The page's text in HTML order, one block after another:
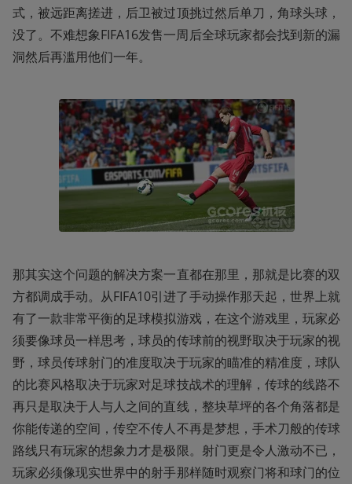
式，被远距离搓进，后卫被过顶挑过然后单刀，角球头球，
没了。不难想象FIFA16发售一周后全球玩家都会找到新的漏
洞然后再滥用他们一年。
那其实这个问题的解决方案一直都在那里，那就是比赛的双
方都调成手动。从FIFA10引进了手动操作那天起，世界上就
有了一款非常平衡的足球模拟游戏，在这个游戏里，玩家必
须要像球员一样思考，球员的传球前的视野取决于玩家的视
野，球员传球射门的准度取决于玩家的瞄准的精准度，球队
的比赛风格取决于玩家对足球技战术的理解，传球的线路不
再只是取决于人与人之间的直线，整块草坪的各个角落都是
你能传递的空间，传空不传人不再是梦想，手术刀般的传球
路线只有玩家的想象力才是极限。射门更是令人激动不已，
玩家必须像现实世界中的射手那样随时观察门将和球门的位